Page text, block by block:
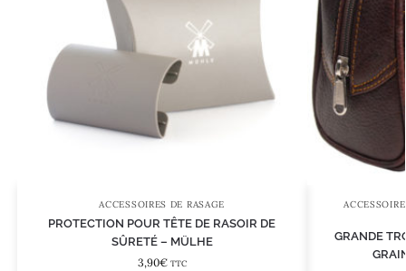
ACCESSOIRES DE RASAGE
PROTECTION POUR TÊTE DE RASOIR DE
SÛRETÉ – MÜLHE
3,90€ TTC
GRANDE